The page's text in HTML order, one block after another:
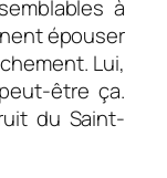
à
épouser
Lui,
être ça.
du Saint-